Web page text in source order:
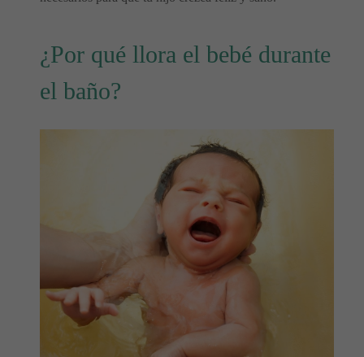
¿Por qué llora el bebé durante
el baño?